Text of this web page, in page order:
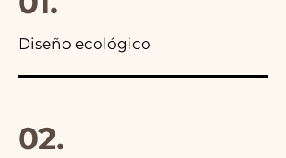
Diseño ecológico
02.